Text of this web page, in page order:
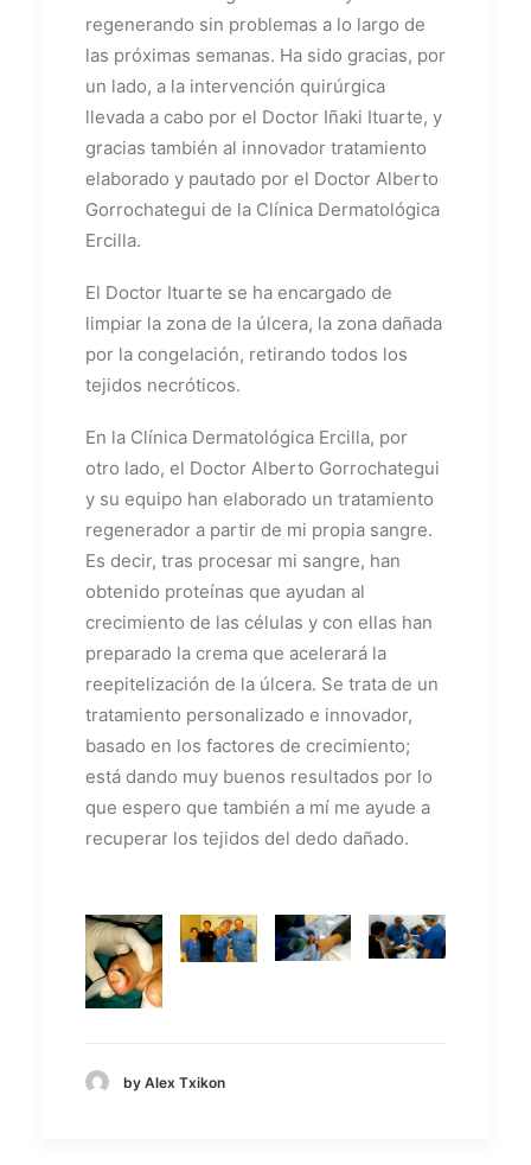
regenerando sin problemas a lo largo de
las próximas semanas. Ha sido gracias, por
un lado, a la intervención quirúrgica
llevada a cabo por el Doctor Iñaki Ituarte, y
gracias también al innovador tratamiento
elaborado y pautado por el Doctor Alberto
Gorrochategui de la Clínica Dermatológica
Ercilla.
El Doctor Ituarte se ha encargado de
limpiar la zona de la úlcera, la zona dañada
por la congelación, retirando todos los
tejidos necróticos.
En la Clínica Dermatológica Ercilla, por
otro lado, el Doctor Alberto Gorrochategui
y su equipo han elaborado un tratamiento
regenerador a partir de mi propia sangre.
Es decir, tras procesar mi sangre, han
obtenido proteínas que ayudan al
crecimiento de las células y con ellas han
preparado la crema que acelerará la
reepitelización de la úlcera. Se trata de un
tratamiento personalizado e innovador,
basado en los factores de crecimiento;
está dando muy buenos resultados por lo
que espero que también a mí me ayude a
recuperar los tejidos del dedo dañado.
by Alex Txikon